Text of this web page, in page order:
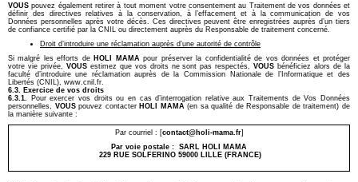
VOUS pouvez également retirer à tout moment votre consentement au Traitement de vos données et
définir des directives relatives à la conservation, à l’effacement et à la communication de vos
Données personnelles après votre décès. Ces directives peuvent être enregistrées auprès d’un tiers
de confiance certifié par la CNIL ou directement auprès du Responsable de traitement concerné.
Droit d’introduire une réclamation auprès d’une autorité de contrôle
Si malgré les efforts de HOLI MAMA pour préserver la confidentialité de vos données et protéger
votre vie privée, VOUSestimez que vos droits ne sont pas respectés,VOUS bénéficiez alors de la
faculté d’introduire une réclamation auprès de la Commission Nationale de l’Informatique et des
Libertés (CNIL), www.cnil.fr.
6.3. Exercice de vos droits
6.3.1.
Pour exercer vos droits ou en cas d’interrogation relative aux Traitements de Vos Données
personnelles, VOUSpouvez contacter HOLI MAMA (en sa qualité de Responsable de traitement) de
la manière suivante :
Par courriel : [contact@holi-mama.fr]
Par voie postale : SARL HOLI MAMA
229 RUE SOLFERINO 59000 LILLE (FRANCE)